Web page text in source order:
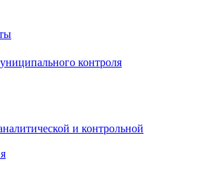
контроля
и контрольной